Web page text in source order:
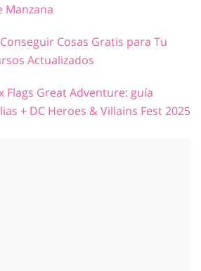
Manzana
Cosas Gratis para Tu
Actualizados
Flags Great Adventure: guía
+ DC Heroes & Villains Fest 2025